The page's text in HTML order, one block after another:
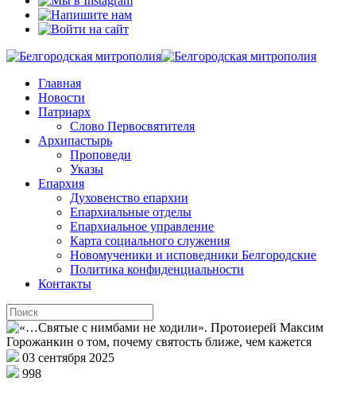
Главная
Новости
Патриарх
Слово Первосвятителя
Архипастырь
Проповеди
Указы
Епархия
Духовенство епархии
Епархиальные отделы
Епархиальное управление
Карта социального служения
Новомученики и исповедники Белгородские
Политика конфиденциальности
Контакты
03 сентября 2025
998